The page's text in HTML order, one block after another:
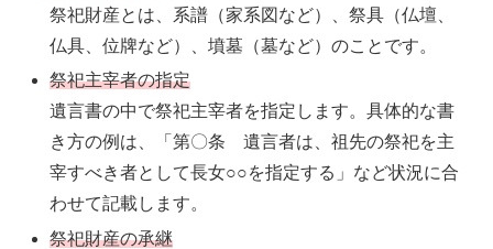
祭祀財産とは、系譜（家系図など）、祭具（仏壇、
仏具、位牌など）、墳墓（墓など）のことです。
祭祀主宰者の指定
遺言書の中で祭祀主宰者を指定します。具体的な書
き方の例は、「第〇条 遺言者は、祖先の祭祀を主
宰すべき者として長女○○を指定する」など状況に合
わせて記載します。
祭祀財産の承継